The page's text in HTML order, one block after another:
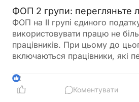
ФОП 2 групи: перегляньте
ФОП на ІІ групі єдиного
використовувати працю не
працівників. При цьому до
включаються працівники, які
відпустці для догляду за
оформленням нового
2
Коментувати